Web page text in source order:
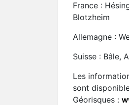
France :
Blotzheim
Allemagne :
Suisse : Bâle,
Les
sont
Géorisques :